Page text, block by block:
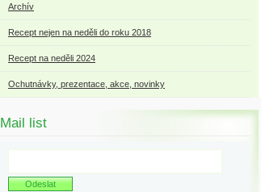
Archív
Recept nejen na neděli do roku 2018
Recept na neděli 2024
Ochutnávky, prezentace, akce, novinky
Mail list